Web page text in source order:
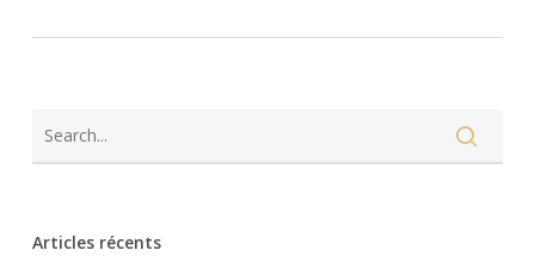
Articles récents